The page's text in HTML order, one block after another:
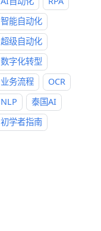
智能自动化
超级自动化
数字化转型
业务流程
OCR
NLP
泰国AI
初学者指南